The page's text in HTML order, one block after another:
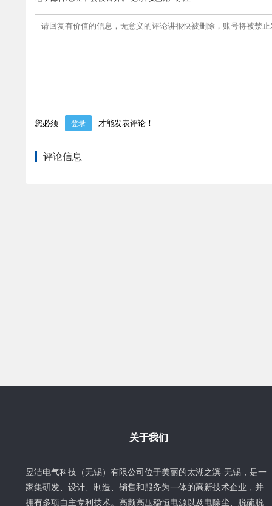
您必须 登录 才能发表评论！
评论信息
关于我们
昱洁电气科技（无锡）有限公司位于美丽的太湖之滨-无锡，是一
家集研发、设计、制造、销售和服务为一体的高新技术企业，并
拥有多项自主专利技术。高频高压稳恒电源以及电除尘、脱硫脱